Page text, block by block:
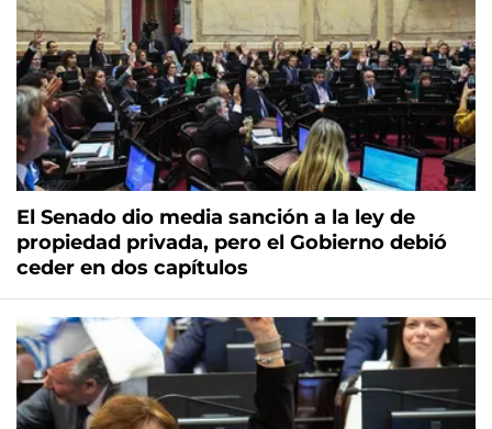
El Senado dio media sanción a la ley de
propiedad privada, pero el Gobierno debió
ceder en dos capítulos